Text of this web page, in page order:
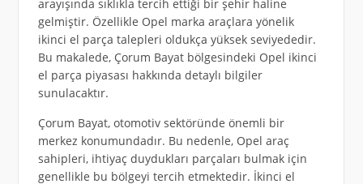
arayışında sıklıkla tercih ettiği bir şehir haline
gelmiştir. Özellikle Opel marka araçlara yönelik
ikinci el parça talepleri oldukça yüksek seviyededir.
Bu makalede, Çorum Bayat bölgesindeki Opel ikinci
el parça piyasası hakkında detaylı bilgiler
sunulacaktır.
Çorum Bayat, otomotiv sektöründe önemli bir
merkez konumundadır. Bu nedenle, Opel araç
sahipleri, ihtiyaç duydukları parçaları bulmak için
genellikle bu bölgeyi tercih etmektedir. İkinci el